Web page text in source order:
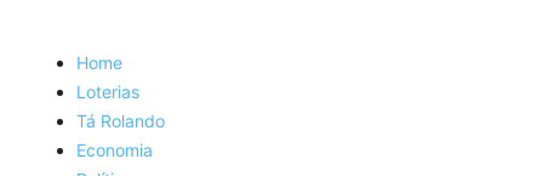
Home
Loterias
Tá Rolando
Economia